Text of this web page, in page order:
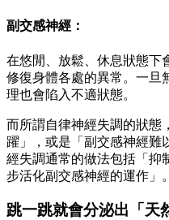
副交感神經：
在悠閒、放鬆、休息狀態下
修復身體各處的異常。一旦
理也會陷入不適狀態。
而所謂自律神經失調的狀態
躍」，或是「副交感神經難
經失調通常的做法包括「抑
步活化副交感神經的運作」。
跳一跳就會分泌出「天